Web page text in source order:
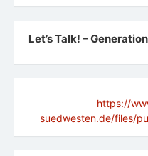
Let’s Talk! –
https://
suedwesten.de/files/